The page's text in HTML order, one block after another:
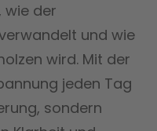
wie der
und wie
wird. Mit der
jeden Tag
sondern